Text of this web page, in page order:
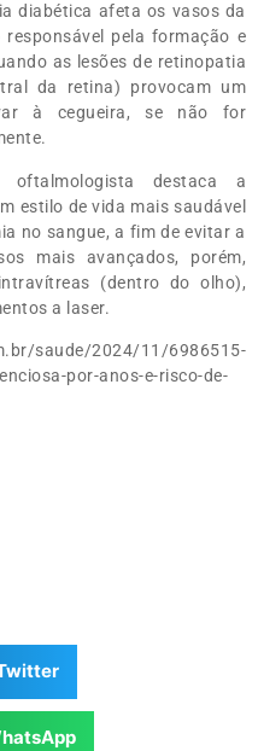
diabética afeta os vasos da
pela formação e
as lesões de retinopatia
da retina) provocam um
à cegueira, se não for
oftalmologista destaca a
estilo de vida mais saudável
no sangue, a fim de evitar a
mais avançados, porém,
(dentro do olho),
a laser.
saude/2024/11/6986515-
por-anos-e-risco-de-